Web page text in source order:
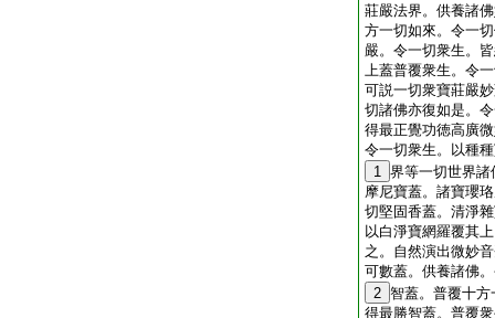
莊嚴法界。供養諸
方一切如來。令一
嚴。令一切衆生。
上蓋普覆衆生。令
可説一切衆寶莊嚴
切諸佛亦復如是。
得最正覺功徳高廣
令一切衆生。以種
1 界等一切世界
摩尼寶蓋。諸寶瓔
切堅固香蓋。清淨
以白淨寶網羅覆其
之。自然演出微妙
可數蓋。供養諸佛
2 智蓋。普覆十
得最勝智蓋。普覆